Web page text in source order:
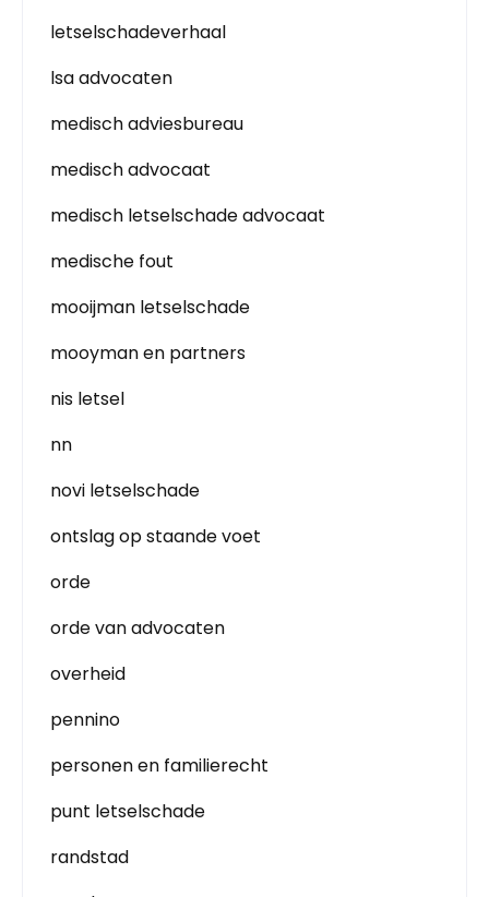
letselschadeverhaal
lsa advocaten
medisch adviesbureau
medisch advocaat
medisch letselschade advocaat
medische fout
mooijman letselschade
mooyman en partners
nis letsel
nn
novi letselschade
ontslag op staande voet
orde
orde van advocaten
overheid
pennino
personen en familierecht
punt letselschade
randstad